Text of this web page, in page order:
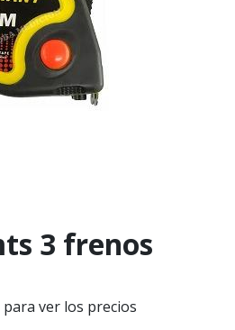
3 frenos
para ver los precios